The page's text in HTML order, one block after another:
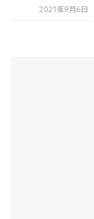
2021年9月6日